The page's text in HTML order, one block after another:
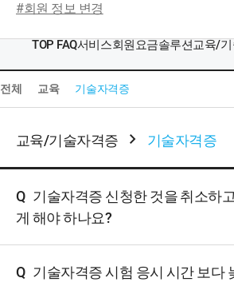
#회원 정보 변경
TOP FAQ서비스회원요금솔루션교육/
전체 교육 기술자격증
교육/기술자격증 기술자격증
Q 기술자격증 신청한 것을 취소하
게 해야 하나요?
Q 기술자격증 시험 응시 시간 보다